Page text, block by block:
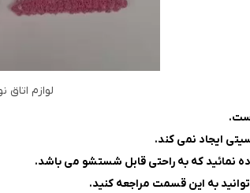
لوازم اتاق
ایجاد نمی کند.
نمائید که به راحتی قابل شستشو می باشد.
به این قسمت مراجعه کنید.